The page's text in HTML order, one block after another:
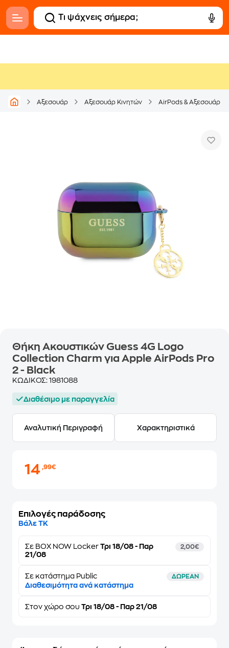
Αξεσουάρ Αξεσουάρ Κινητών AirPods & Αξεσουάρ
Θήκη Ακουστικών Guess 4G Logo
Collection Charm για Apple AirPods Pro
2 - Black
ΚΩΔΙΚΟΣ: 1981088
Διαθέσιμο με παραγγελία
Αναλυτική Περιγραφή Χαρακτηριστικά
14,99€
Επιλογές παράδοσης
Βάλε ΤΚ
Σε BOX NOW Locker Τρι 18/08 - Παρ
21/08
2,00€
Σε κατάστημα Public ΔΩΡΕΑΝ
Διαθεσιμότητα ανά κατάστημα
Στον χώρο σου Τρι 18/08 - Παρ 21/08